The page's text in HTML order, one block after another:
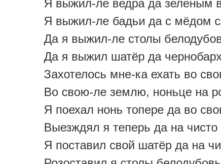
Я выжил-ле ведра да зеленым
Я выжил-ле бадьи да с мёдом
Да я выжил-ле столы
Да я выжил шатёр да
Захотелось мне-ка ехать во
Во свою-ле землю, ноньце на
Я поехал нонь топере да во
Выезждял я теперь да на чисто
Я поставил свой шатёр да на